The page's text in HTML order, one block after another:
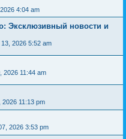
4:04 am
Эксклюзивный новости и
13, 2026 5:52 am
2026 11:44 am
2026 11:13 pm
2026 3:53 pm